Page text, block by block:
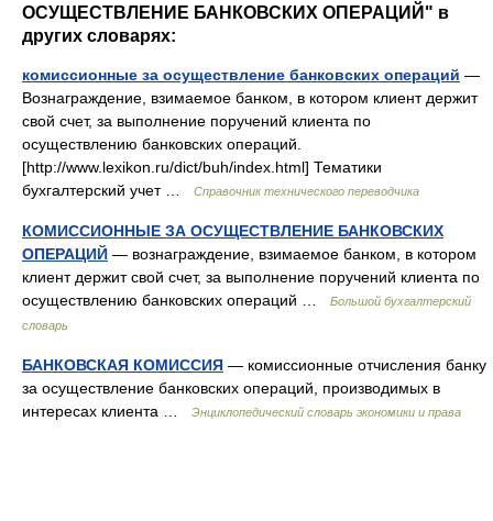
ОСУЩЕСТВЛЕНИЕ БАНКОВСКИХ ОПЕРАЦИЙ" в
других словарях:
комиссионные за осуществление банковских операций —
Вознаграждение, взимаемое банком, в котором клиент держит
свой счет, за выполнение поручений клиента по
осуществлению банковских операций.
[http://www.lexikon.ru/dict/buh/index.html] Тематики
бухгалтерский учет …
Справочник технического переводчика
КОМИССИОННЫЕ ЗА ОСУЩЕСТВЛЕНИЕ БАНКОВСКИХ
ОПЕРАЦИЙ — вознаграждение, взимаемое банком, в котором
клиент держит свой счет, за выполнение поручений клиента по
осуществлению банковских операций …
Большой бухгалтерский
словарь
БАНКОВСКАЯ КОМИССИЯ — комиссионные отчисления банку
за осуществление банковских операций, производимых в
интересах клиента …
Энциклопедический словарь экономики и права